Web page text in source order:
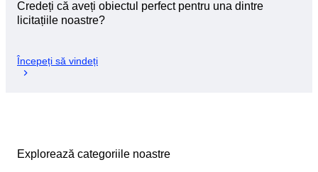
Credeți că aveți obiectul perfect pentru una dintre
licitațiile noastre?
Începeți să vindeți
Explorează categoriile noastre